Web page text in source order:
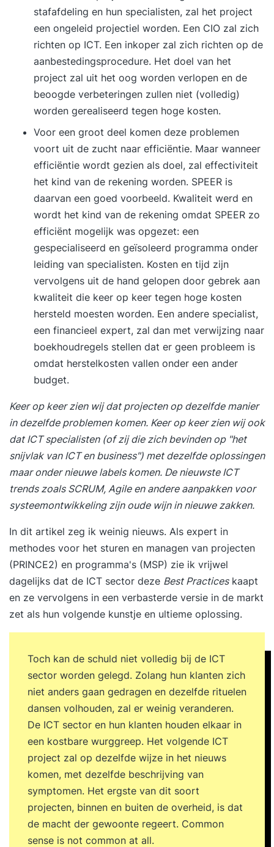
stafafdeling en hun specialisten, zal het project
een ongeleid projectiel worden. Een CIO zal zich
richten op ICT. Een inkoper zal zich richten op de
aanbestedingsprocedure. Het doel van het
project zal uit het oog worden verlopen en de
beoogde verbeteringen zullen niet (volledig)
worden gerealiseerd tegen hoge kosten.
Voor een groot deel komen deze problemen
voort uit de zucht naar efficiëntie. Maar wanneer
efficiëntie wordt gezien als doel, zal effectiviteit
het kind van de rekening worden. SPEER is
daarvan een goed voorbeeld. Kwaliteit werd en
wordt het kind van de rekening omdat SPEER zo
efficiënt mogelijk was opgezet: een
gespecialiseerd en geïsoleerd programma onder
leiding van specialisten. Kosten en tijd zijn
vervolgens uit de hand gelopen door gebrek aan
kwaliteit die keer op keer tegen hoge kosten
hersteld moesten worden. Een andere specialist,
een financieel expert, zal dan met verwijzing naar
boekhoudregels stellen dat er geen probleem is
omdat herstelkosten vallen onder een ander
budget.
Keer op keer zien wij dat projecten op dezelfde manier
in dezelfde problemen komen. Keer op keer zien wij ook
dat ICT specialisten (of zij die zich bevinden op "het
snijvlak van ICT en business") met dezelfde oplossingen
maar onder nieuwe labels komen. De nieuwste ICT
trends zoals SCRUM, Agile en andere aanpakken voor
systeemontwikkeling zijn oude wijn in nieuwe zakken.
In dit artikel zeg ik weinig nieuws. Als expert in
methodes voor het sturen en managen van projecten
(PRINCE2) en programma's (MSP) zie ik vrijwel
dagelijks dat de ICT sector deze Best Practiceskaapt
en ze vervolgens in een verbasterde versie in de markt
zet als hun volgende kunstje en ultieme oplossing.
Toch kan de schuld niet volledig bij de ICT
sector worden gelegd. Zolang hun klanten zich
niet anders gaan gedragen en dezelfde rituelen
dansen volhouden, zal er weinig veranderen.
De ICT sector en hun klanten houden elkaar in
een kostbare wurggreep. Het volgende ICT
project zal op dezelfde wijze in het nieuws
komen, met dezelfde beschrijving van
symptomen. Het ergste van dit soort
projecten, binnen en buiten de overheid, is dat
de macht der gewoonte regeert. Common
sense is not common at all.